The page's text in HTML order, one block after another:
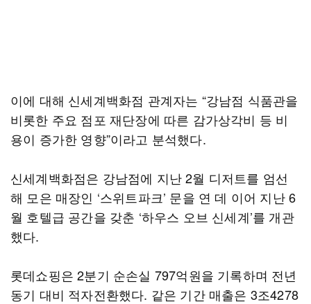
이에 대해 신세계백화점 관계자는 “강남점 식품관을
비롯한 주요 점포 재단장에 따른 감가상각비 등 비
용이 증가한 영향”이라고 분석했다.
신세계백화점은 강남점에 지난 2월 디저트를 엄선
해 모은 매장인 ‘스위트파크’ 문을 연 데 이어 지난 6
월 호텔급 공간을 갖춘 ‘하우스 오브 신세계’를 개관
했다.
롯데쇼핑은 2분기 순손실 797억원을 기록하며 전년
동기 대비 적자전환했다. 같은 기간 매출은 3조4278